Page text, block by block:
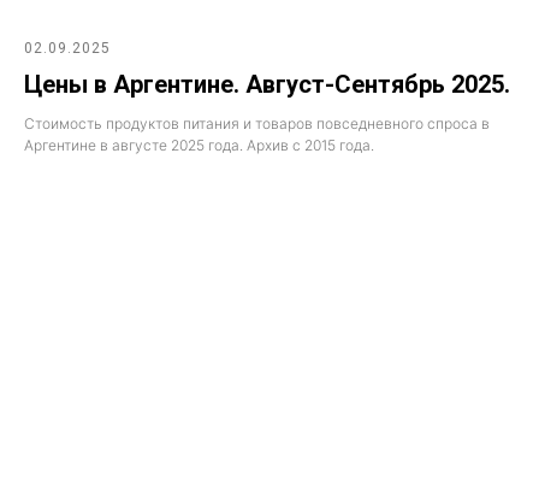
02.09.2025
Цены в Аргентине. Август-Сентябрь 2025.
Стоимость продуктов питания и товаров повседневного спроса в
Аргентине в августе 2025 года. Архив с 2015 года.